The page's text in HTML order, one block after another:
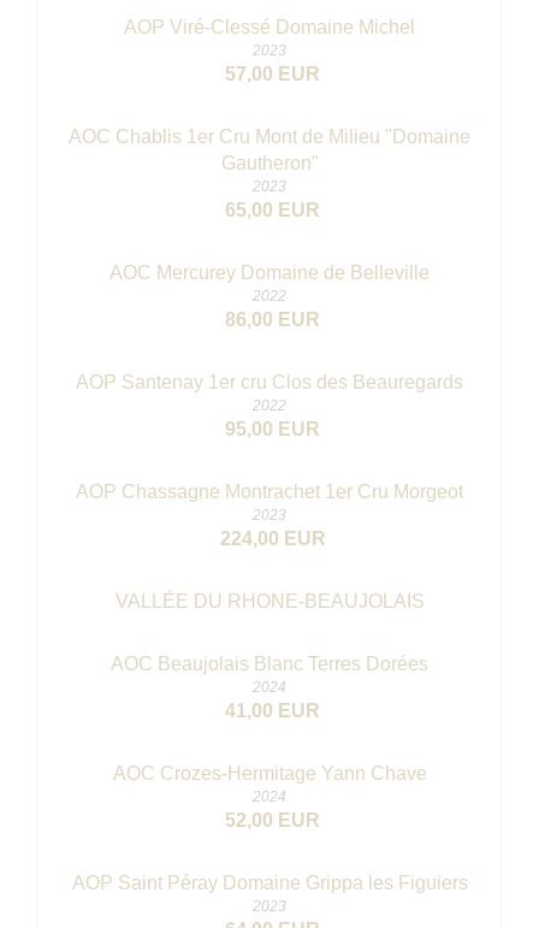
AOP Viré-Clessé Domaine Michel
2023
57,00 EUR
AOC Chablis 1er Cru Mont de Milieu "Domaine
Gautheron"
2023
65,00 EUR
AOC Mercurey Domaine de Belleville
2022
86,00 EUR
AOP Santenay 1er cru Clos des Beauregards
2022
95,00 EUR
AOP Chassagne Montrachet 1er Cru Morgeot
2023
224,00 EUR
VALLÉE DU RHONE-BEAUJOLAIS
AOC Beaujolais Blanc Terres Dorées
2024
41,00 EUR
AOC Crozes-Hermitage Yann Chave
2024
52,00 EUR
AOP Saint Péray Domaine Grippa les Figuiers
2023